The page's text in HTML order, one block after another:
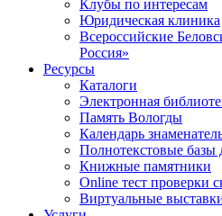
Клубы по интересам
Юридическая клиника
Всероссийские
Россия»
Ресурсы
Каталоги
Электронная
Память Вологды
Календарь
Полнотекстовые базы
Книжные памятники
Online тест проверки
Виртуальные